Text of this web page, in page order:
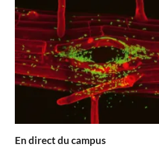
En direct du campus